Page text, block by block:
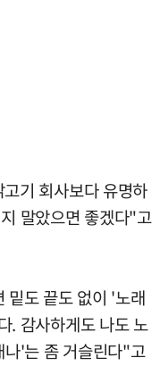
기 회사보다 유명하
말았으면 좋겠다"고
밑도 끝도 없이 '노래
. 감사하게도 나도 노
'는 좀 거슬린다"고